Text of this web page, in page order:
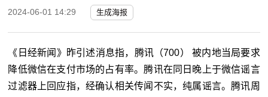
2024-06-01 14:29 生成海报
《日经新闻》昨引述消息指，腾讯（700） 被内地当局要求
降低微信在支付市场的占有率。腾讯在同日晚上于微信谣言
过滤器上回应指，经确认相关传闻不实，纯属谣言。腾讯周